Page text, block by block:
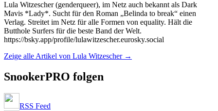
Lula Witzescher (genderqueer), im Netz auch bekannt als Dark
Mavis *Lady*. Sucht für den Roman „Belinda to break“ einen
Verlag. Streitet im Netz für alle Formen von equality. Hält die
Butthole Surfers für die beste Band der Welt.
https://bsky.app/profile/lulawitzescher.eurosky.social
Zeige alle Artikel von Lula Witzescher →
SnookerPRO folgen
RSS Feed